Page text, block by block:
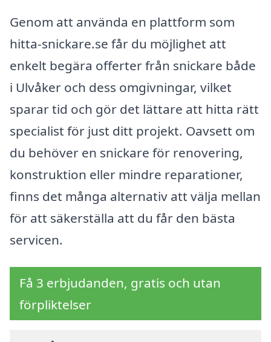
Genom att använda en plattform som
hitta-snickare.se får du möjlighet att
enkelt begära offerter från snickare både
i Ulvåker och dess omgivningar, vilket
sparar tid och gör det lättare att hitta rätt
specialist för just ditt projekt. Oavsett om
du behöver en snickare för renovering,
konstruktion eller mindre reparationer,
finns det många alternativ att välja mellan
för att säkerställa att du får den bästa
servicen.
Få 3 erbjudanden, gratis och utan
förpliktelser